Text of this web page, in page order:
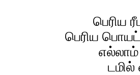
பெரிய
பெரிய
டமில்